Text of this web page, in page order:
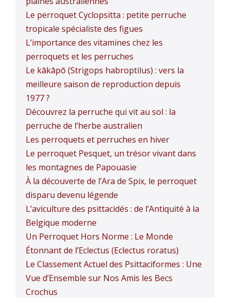
Le perroquet Cyclopsitta : petite perruche
tropicale spécialiste des figues
L’importance des vitamines chez les
perroquets et les perruches
Le kākāpō (Strigops habroptilus) : vers la
meilleure saison de reproduction depuis
1977 ?
Découvrez la perruche qui vit au sol : la
perruche de l’herbe australien
Les perroquets et perruches en hiver
Le perroquet Pesquet, un trésor vivant dans
les montagnes de Papouasie
À la découverte de l’Ara de Spix, le perroquet
disparu devenu légende
L’aviculture des psittacidés : de l’Antiquité à la
Belgique moderne
Un Perroquet Hors Norme : Le Monde
Étonnant de l’Eclectus (Eclectus roratus)
Le Classement Actuel des Psittaciformes : Une
Vue d’Ensemble sur Nos Amis les Becs
Crochus